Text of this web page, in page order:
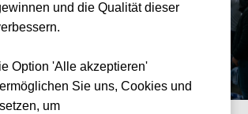
Saint-Gilloise
und die Qualität dieser
Option 'Alle akzeptieren'
Sie uns, Cookies und
um